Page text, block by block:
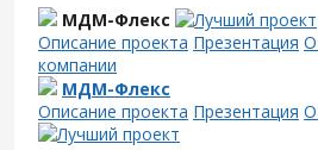
МДМ-Флекс
Описание проекта Презентация
компании
МДМ-Флекс
Описание проекта Презентация